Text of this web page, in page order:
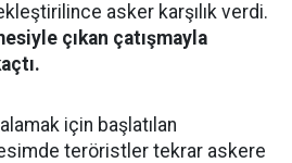
asker karşılık verdi.
çıkan çatışmayla
için başlatılan
teröristler tekrar askere